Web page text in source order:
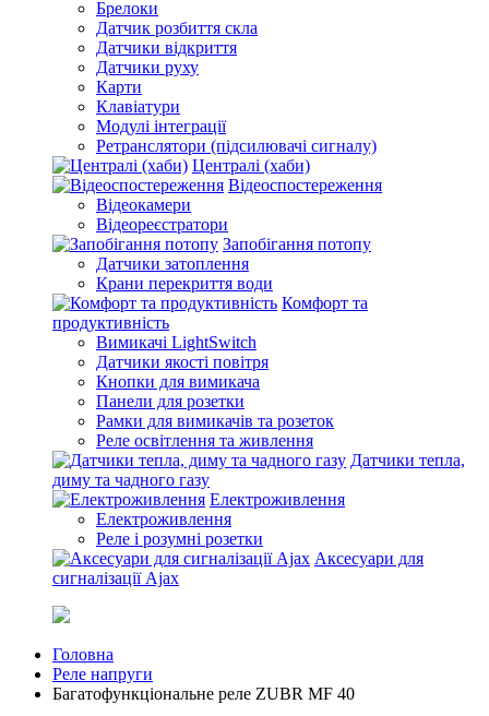
Брелоки
Датчик розбиття скла
Датчики відкриття
Датчики руху
Карти
Клавіатури
Модулі інтеграції
Ретранслятори (підсилювачі сигналу)
Централі (хаби)
Відеоспостереження
Відеокамери
Відеореєстратори
Запобігання потопу
Датчики затоплення
Крани перекриття води
Комфорт та
продуктивність
Вимикачі LightSwitch
Датчики якості повітря
Кнопки для вимикача
Панели для розетки
Рамки для вимикачів та розеток
Реле освітлення та живлення
Датчики тепла,
диму та чадного газу
Електроживлення
Електроживлення
Реле і розумні розетки
Аксесуари для
сигналізації Ajax
Головна
Реле напруги
Багатофункціональне реле ZUBR MF 40